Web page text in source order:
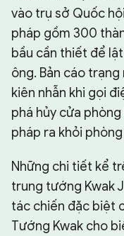
vào trụ sở Quốc
pháp gồm 300
bầu cần thiết để
ông. Bản cáo
kiên nhẫn khi gọi
phá hủy cửa
pháp ra khỏi
Những chi tiết kể
trung tướng Kwak
tác chiến đặc biệt
Tướng Kwak cho